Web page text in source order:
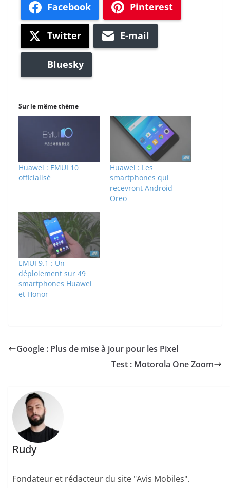
Facebook Pinterest
Twitter E-mail
Bluesky
Sur le même thème
Huawei : EMUI 10
officialisé
Huawei : Les
smartphones qui
recevront Android
Oreo
EMUI 9.1 : Un
déploiement sur 49
smartphones Huawei
et Honor
Google : Plus de mise à jour pour les Pixel
Test : Motorola One Zoom
Rudy
Fondateur et rédacteur du site "Avis Mobiles".